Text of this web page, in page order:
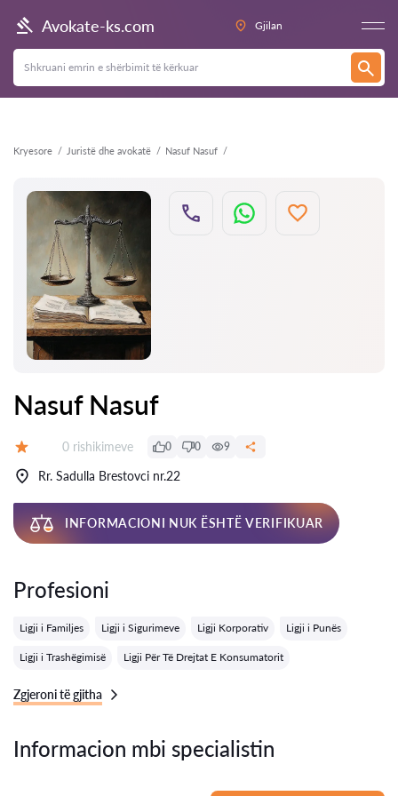
Avokate-ks.com Gjilan
Kryesore Juristë dhe avokatë Nasuf Nasuf
Kthehu
Nasuf Nasuf
Rishikime:
0 rishikimeve 0 0 9
Rr. Sadulla Brestovci nr.22
INFORMACIONI NUK ËSHTË VERIFIKUAR
Profesioni
Ligji i Familjes Ligji i Sigurimeve Ligji Korporativ Ligji i Punës
Ligji i Trashëgimisë Ligji Për Të Drejtat E Konsumatorit
Zgjeroni të gjitha
Informacion mbi specialistin